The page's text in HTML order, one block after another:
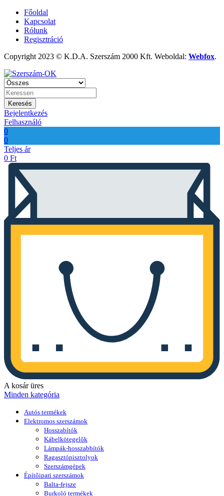
Főoldal
Kapcsolat
Rólunk
Regisztráció
Copyright 2023 © K.D.A. Szerszám 2000 Kft. Weboldal: Webfox.
Keresés
Bejelentkezés
Felhasználó
0
0
Teljes ár
0 Ft
A kosár üres
Minden kategória
Autós termékek
Elektromos szerszámok
Hosszabítók
Kábelkötegelők
Lámpák-hosszabbítók
Ragasztópisztolyok
Szerszámgépek
Építőipari szerszámok
Balta-fejsze
Burkoló termékek